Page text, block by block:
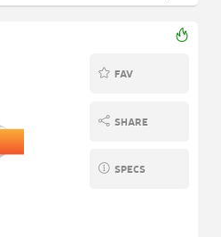
FAV
SHARE
SPECS